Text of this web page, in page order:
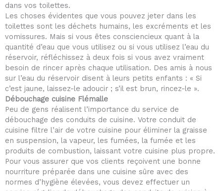
dans vos toilettes.
Les choses évidentes que vous pouvez jeter dans les
toilettes sont les déchets humains, les excréments et les
vomissures. Mais si vous êtes consciencieux quant à la
quantité d’eau que vous utilisez ou si vous utilisez l’eau du
réservoir, réfléchissez à deux fois si vous avez vraiment
besoin de rincer après chaque utilisation. Des amis à nous
sur l’eau du réservoir disent à leurs petits enfants : « Si
c’est jaune, laissez-le adoucir ; s’il est brun, rincez-le ».
Débouchage cuisine Flémalle
Peu de gens réalisent l’importance du service de
débouchage des conduits de cuisine. Votre conduit de
cuisine filtre l’air de votre cuisine pour éliminer la graisse
en suspension, la vapeur, les fumées, la fumée et les
produits de combustion, laissant votre cuisine plus propre.
Pour vous assurer que vos clients reçoivent une bonne
nourriture préparée dans une cuisine sûre avec des
normes d’hygiène élevées, vous devez effectuer un